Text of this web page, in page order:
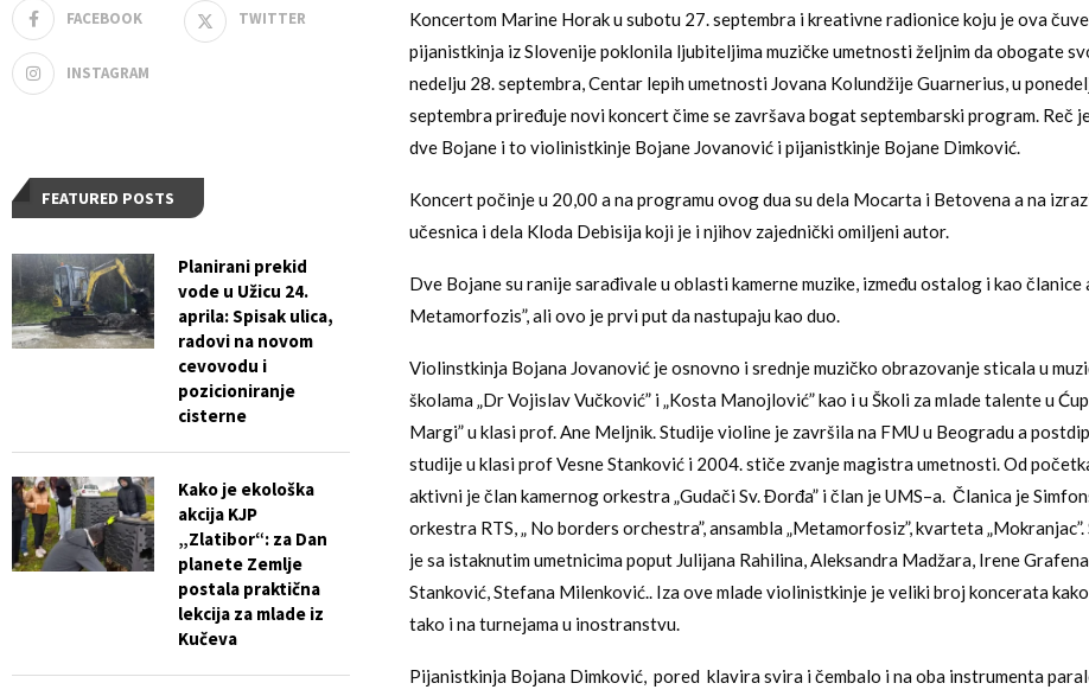
Koncertom Marine Horak u subotu 27. septembra i kreativne radionice koju je ova
pijanistkinja iz Slovenije poklonila ljubiteljima muzičke umetnosti željnim da obogate
nedelju 28. septembra, Centar lepih umetnosti Jovana Kolundžije Guarnerius, u
septembra priređuje novi koncert čime se završava bogat septembarski program. Reč
dve Bojane i to violinistkinje Bojane Jovanović i pijanistkinje Bojane Dimković.
Koncert počinje u 20,00 a na programu ovog dua su dela Mocarta i Betovena a na
učesnica i dela Kloda Debisija koji je i njihov zajednički omiljeni autor.
Dve Bojane su ranije sarađivale u oblasti kamerne muzike, između ostalog i kao članice
Metamorfozis”, ali ovo je prvi put da nastupaju kao duo.
Violinstkinja Bojana Jovanović je osnovno i srednje muzičko obrazovanje sticala u
školama „Dr Vojislav Vučković” i „Kosta Manojlović” kao i u Školi za mlade talente u
Margi” u klasi prof. Ane Meljnik. Studije violine je završila na FMU u Beogradu a
studije u klasi prof Vesne Stanković i 2004. stiče zvanje magistra umetnosti. Od
aktivni je član kamernog orkestra „Gudači Sv. Đorđa” i član je UMS–a. Članica je
orkestra RTS, „ No borders orchestra”, ansambla „Metamorfosiz”, kvarteta
je sa istaknutim umetnicima poput Julijana Rahilina, Aleksandra Madžara, Irene
Stanković, Stefana Milenković.. Iza ove mlade violinistkinje je veliki broj koncerata
tako i na turnejama u inostranstvu.
Pijanistkinja Bojana Dimković, pored klavira svira i čembalo i na oba instrumenta
FACEBOOK TWITTER
INSTAGRAM
FEATURED POSTS
Planirani prekid
vode u Užicu 24.
aprila: Spisak ulica,
radovi na novom
cevovodu i
pozicioniranje
cisterne
Kako je ekološka
akcija KJP
„Zlatibor“: za Dan
planete Zemlje
postala praktična
lekcija za mlade iz
Kučeva